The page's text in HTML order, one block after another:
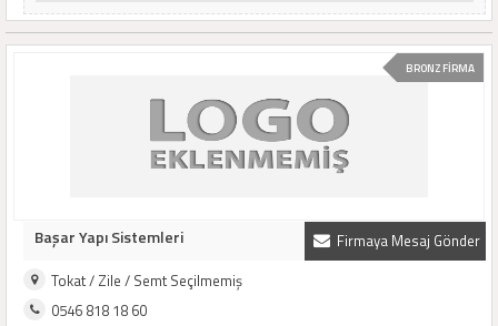
BRONZ FİRMA
Firmaya Mesaj Gönder
Başar Yapı Sistemleri
Tokat / Zile / Semt Seçilmemiş
0546 818 18 60